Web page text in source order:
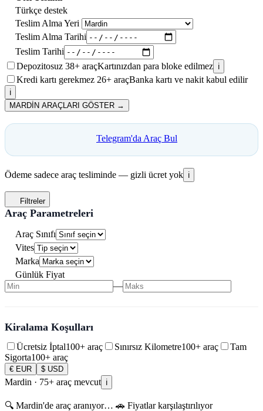
Türkçe destek
Teslim Alma Yeri
Teslim Alma Tarihi
Teslim Tarihi
Depozitosuz 38+ araçKartınızdan para bloke edilmez ℹ️
Kredi kartı gerekmez 26+ araçBanka kartı ve nakit kabul edilir
ℹ️
MARDİN ARAÇLARI GÖSTER →
Telegram'da Araç Bul
Ödeme sadece araç tesliminde — gizli ücret yok ℹ️
Filtreler
Araç Parametreleri
Araç Sınıfı
Vites
Marka
Günlük Fiyat
—
Kiralama Koşulları
Ücretsiz İptal100+ araç Sınırsız Kilometre100+ araç
Tam
Sigorta100+ araç
€ EUR $ USD
Mardin · 75+ araç mevcut ℹ️
🔍 Mardin'de araç aranıyor… 🚗 Fiyatlar karşılaştırılıyor